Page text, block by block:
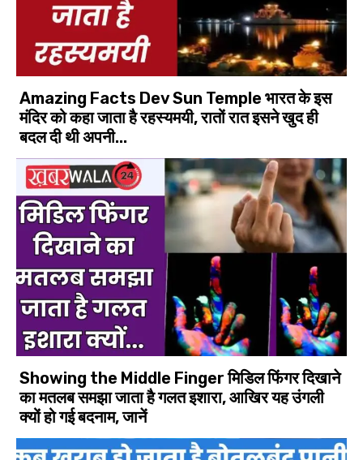
Amazing Facts Dev Sun Temple भारत के इस
मंदिर को कहा जाता है रहस्‍यमयी, रातों रात इसने खुद ही
बदल दी थी अपनी...
Showing the Middle Finger मिडिल फिंगर दिखाने
का मतलब समझा जाता है गलत इशारा, आखिर यह उंगली
क्यों हो गई बदनाम, जानें